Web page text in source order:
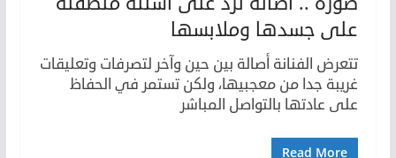
على جسدها وملابسها
تتعرض الفنانة أصالة بين حين وآخر لتصرفات وتعليقات
غريبة جدا من معجبيها، ولكن تستمر في الحفاظ
على عادتها بالتواصل المباشر
Read More